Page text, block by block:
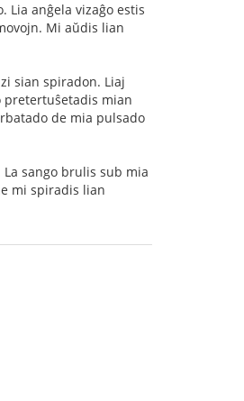
anĝela vizaĝo estis
Mi aŭdis lian
sian spiradon. Liaj
pretertuŝetadis mian
de mia pulsado
sango brulis sub mia
mi spiradis lian